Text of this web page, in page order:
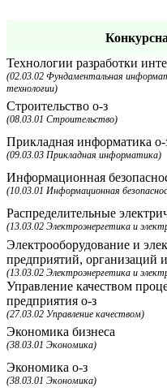
Технологии разработки
(02.03.02 Фундаментальная
технологии)
Строительство о-з
(08.03.01 Строительство)
Прикладная информатика о-
(09.03.03 Прикладная информатика)
Информационная
(10.03.01 Информационная
Распределительные
(13.03.02 Электроэнергетика и
Электрооборудование и
предприятий, организаций
(13.03.02 Электроэнергетика и
Управление качеством
предприятия о-з
(27.03.02 Управление качеством)
Экономика бизнеса
(38.03.01 Экономика)
Экономика о-з
(38.03.01 Экономика)